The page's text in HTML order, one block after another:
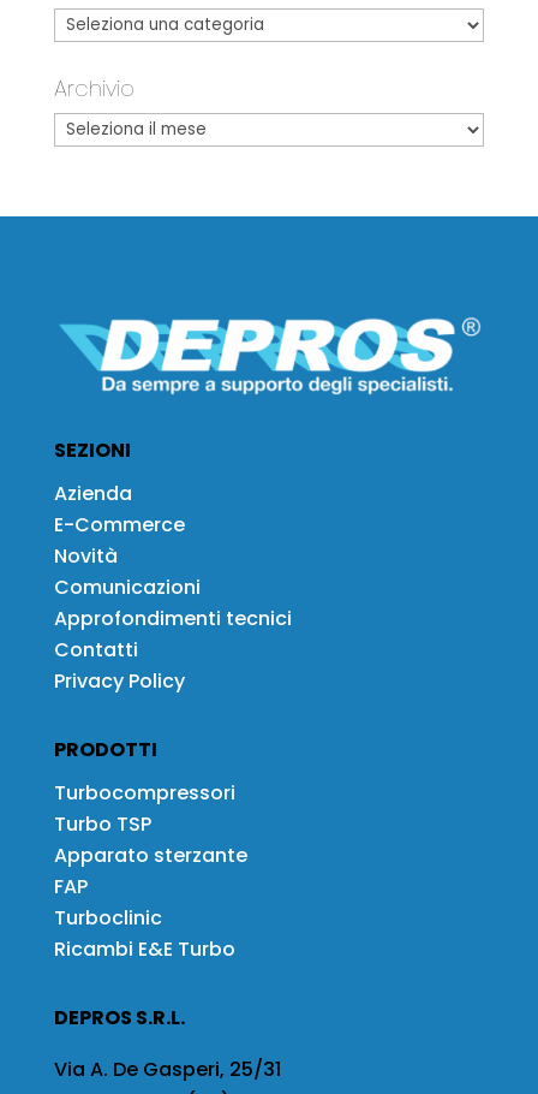
Archivio
SEZIONI
Azienda
E-Commerce
Novità
Comunicazioni
Approfondimenti tecnici
Contatti
Privacy Policy
PRODOTTI
Turbocompressori
Turbo TSP
Apparato sterzante
FAP
Turboclinic
Ricambi E&E Turbo
DEPROS S.R.L.
Via A. De Gasperi, 25/31